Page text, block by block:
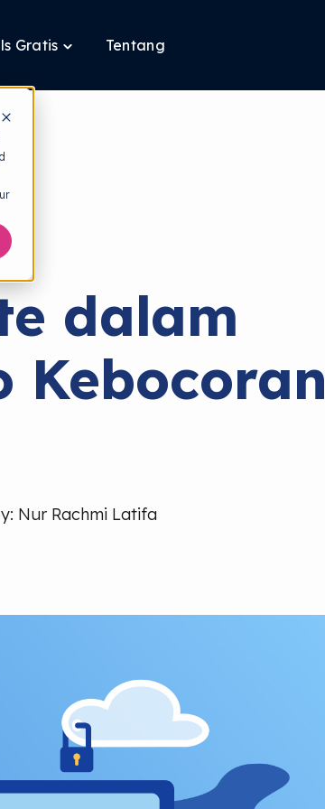
Gratis
Toggle
Tools
Tentang
dalam
Kebocoran
Nur Rachmi Latifa